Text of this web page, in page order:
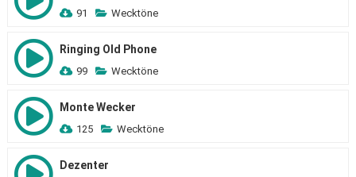
91 Wecktöne
Ringing Old Phone
99 Wecktöne
Monte Wecker
125 Wecktöne
Dezenter